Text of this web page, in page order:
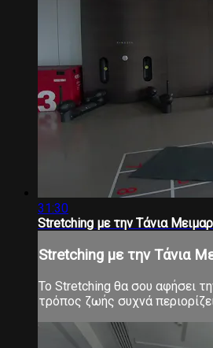
31:30
Stretching με την Τάνια
Stretching με την Τάνια
Το Stretching θα σου αφήσει
τρόπος ζωής συχνά